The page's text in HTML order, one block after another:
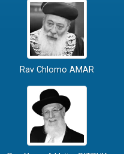
Rav Chlomo AMAR